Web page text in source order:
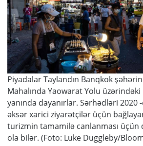
Piyadalar Taylandın Banqkok
Mahalında Yaowarat Yolu
yanında dayanırlar. Sərhədləri 2020
əksər xarici ziyarətçilər üçün
turizmin tamamilə canlanması üçün
ola bilər. (Foto: Luke Duggleby/